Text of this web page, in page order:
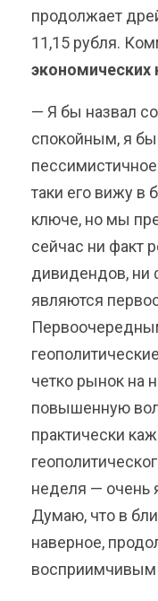
продолжает
11,15 рубля.
экономических
— Я бы назвал
спокойным, я бы
таки его вижу в
ключе, но мы
сейчас ни факт
дивидендов, ни
являются
четко рынок на
повышенную
практически
неделя — очень
Думаю, что в
наверное,
восприимчивым